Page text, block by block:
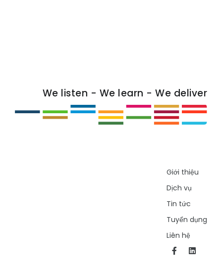
We listen - We learn - We deliver
Giới thiệu
Dịch vụ
Tin tức
Tuyển dụng
Liên hệ